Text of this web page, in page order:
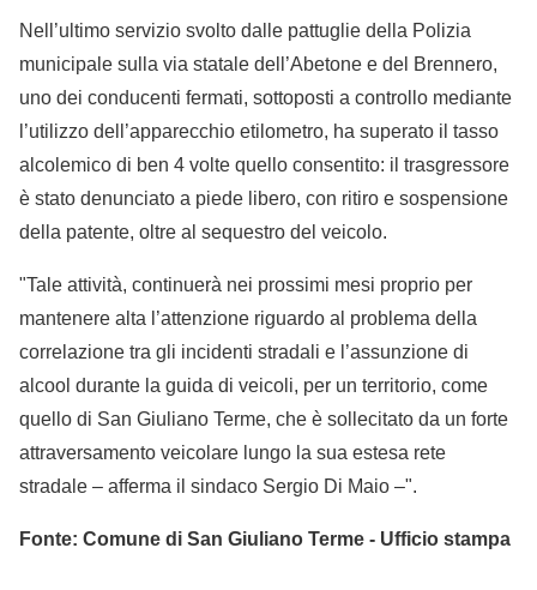
Nell’ultimo servizio svolto dalle pattuglie della Polizia
municipale sulla via statale dell’Abetone e del Brennero,
uno dei conducenti fermati, sottoposti a controllo mediante
l’utilizzo dell’apparecchio etilometro, ha superato il tasso
alcolemico di ben 4 volte quello consentito: il trasgressore
è stato denunciato a piede libero, con ritiro e sospensione
della patente, oltre al sequestro del veicolo.
"Tale attività, continuerà nei prossimi mesi proprio per
mantenere alta l’attenzione riguardo al problema della
correlazione tra gli incidenti stradali e l’assunzione di
alcool durante la guida di veicoli, per un territorio, come
quello di San Giuliano Terme, che è sollecitato da un forte
attraversamento veicolare lungo la sua estesa rete
stradale – afferma il sindaco Sergio Di Maio –".
Fonte: Comune di San Giuliano Terme - Ufficio stampa